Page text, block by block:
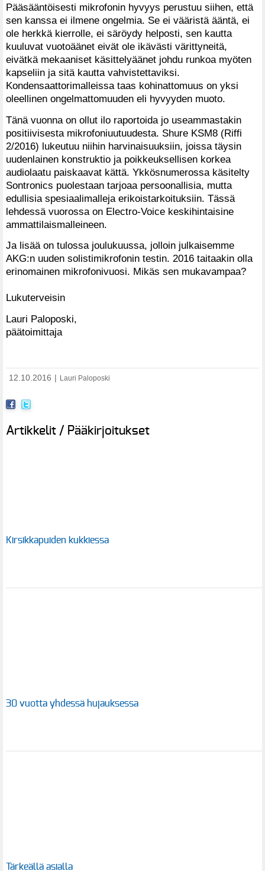
Pääsääntöisesti mikrofonin hyvyys perustuu siihen, että
sen kanssa ei ilmene ongelmia. Se ei vääristä ääntä, ei
ole herkkä kierrolle, ei säröydy helposti, sen kautta
kuuluvat vuotoäänet eivät ole ikävästi värittyneitä,
eivätkä mekaaniset käsittelyäänet johdu runkoa myöten
kapseliin ja sitä kautta vahvistettaviksi.
Kondensaattorimalleissa taas kohinattomuus on yksi
oleellinen ongelmattomuuden eli hyvyyden muoto.
Tänä vuonna on ollut ilo raportoida jo useammastakin
positiivisesta mikrofoniuutuudesta. Shure KSM8 (Riffi
2/2016) lukeutuu niihin harvinaisuuksiin, joissa täysin
uudenlainen konstruktio ja poikkeuksellisen korkea
audiolaatu paiskaavat kättä. Ykkösnumerossa käsitelty
Sontronics puolestaan tarjoaa persoonallisia, mutta
edullisia spesiaalimalleja erikoistarkoituksiin. Tässä
lehdessä vuorossa on Electro-Voice keskihintaisine
ammattilaismalleineen.
Ja lisää on tulossa joulukuussa, jolloin julkaisemme
AKG:n uuden solistimikrofonin testin. 2016 taitaakin olla
erinomainen mikrofonivuosi. Mikäs sen mukavampaa?
Lukuterveisin
Lauri Paloposki,
päätoimittaja
12.10.2016 Lauri Paloposki
Artikkelit / Pääkirjoitukset
Kirsikkapuiden kukkiessa
30 vuotta yhdessä hujauksessa
Tärkeällä asialla